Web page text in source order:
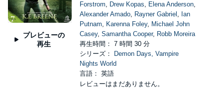
プレビューの
再生
Forstrom, Drew Kopas, Elena Anderson,
Alexander Amado, Rayner Gabriel , Ian
Putnam, Karenna Foley, Michael John
Casey, Samantha Cooper, Robb Moreira
再生時間： 7 時間 30 分
シリーズ：
Demon Days, Vampire
Nights World
言語： 英語
レビューはまだありません。